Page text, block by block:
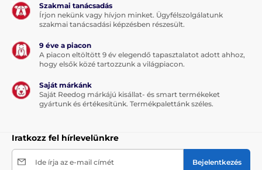
Szakmai tanácsadás
Írjon nekünk vagy hívjon minket. Ügyfélszolgálatunk
szakmai tanácsadási képzésben részesült.
9 éve a piacon
A piacon eltöltött 9 év elegendő tapasztalatot adott ahhoz,
hogy elsők közé tartozzunk a világpiacon.
Saját márkánk
Saját Reedog márkájú kisállat- és smart termékeket
gyártunk és értékesítünk. Termékpalettánk széles.
Iratkozz fel hírlevelünkre
Ide írja az e-mail címét Bejelentkezés